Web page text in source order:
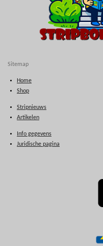
Sitemap
Home
Shop
Stripnieuws
Artikelen
Info gegevens
Juridische pagina